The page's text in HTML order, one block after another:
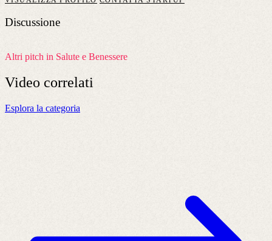
Discussione
Altri pitch in Salute e Benessere
Video correlati
Esplora la categoria